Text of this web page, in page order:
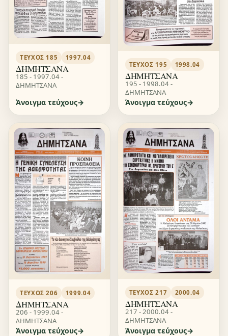
ΤΕΎΧΟΣ 185 1997.04
ΔΗΜΗΤΣΑΝΑ
185 - 1997.04 -
ΔΗΜΗΤΣΑΝΑ
Άνοιγμα τεύχους
ΤΕΎΧΟΣ 195 1998.04
ΔΗΜΗΤΣΑΝΑ
195 - 1998.04 -
ΔΗΜΗΤΣΑΝΑ
Άνοιγμα τεύχους
ΤΕΎΧΟΣ 206 1999.04
ΔΗΜΗΤΣΑΝΑ
206 - 1999.04 -
ΔΗΜΗΤΣΑΝΑ
Άνοιγμα τεύχους
ΤΕΎΧΟΣ 217 2000.04
ΔΗΜΗΤΣΑΝΑ
217 - 2000.04 -
ΔΗΜΗΤΣΑΝΑ
Άνοιγμα τεύχους